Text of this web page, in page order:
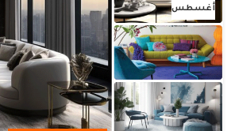
أغسطس